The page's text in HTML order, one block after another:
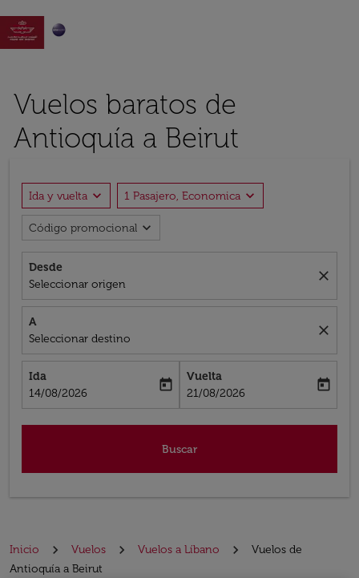

Vuelos baratos de
Antioquía a Beirut
Ida y vuelta expand_more 1 Pasajero, Economica expand_more
Código promocional expand_more
Desde
Seleccionar origen
close
A
Seleccionar destino
close
Ida
fc-booking-departure-date-aria-label
14/08/2026
today
Vuelta
fc-booking-return-date-aria-label
21/08/2026
today
Buscar
Inicio Vuelos Vuelos a Líbano
Vuelos de
Antioquía a Beirut